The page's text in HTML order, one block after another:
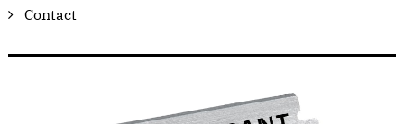
Contact